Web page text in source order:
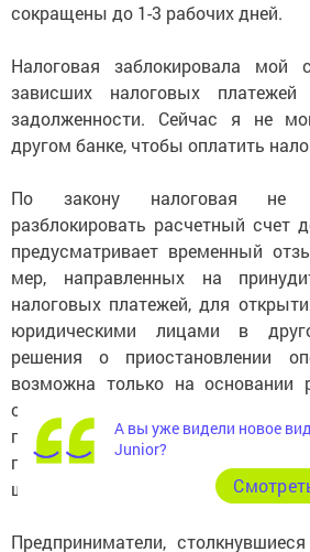
сокращены до 1-3 рабочих дней.
Налоговая заблокировала мой
зависших налоговых платежей
задолженности. Сейчас я не
другом банке, чтобы оплатить
По закону налоговая не
разблокировать расчетный
предусматривает временный
мер, направленных на
налоговых платежей, для
юридическими лицами в
решения о приостановлении
возможна только на основании
органа не позднее одного дня,
получения налоговым органом
подтверждающих факт
штрафа (ст. 76 НК РФ).
Предприниматели,
А вы уже видели новое
Junior?